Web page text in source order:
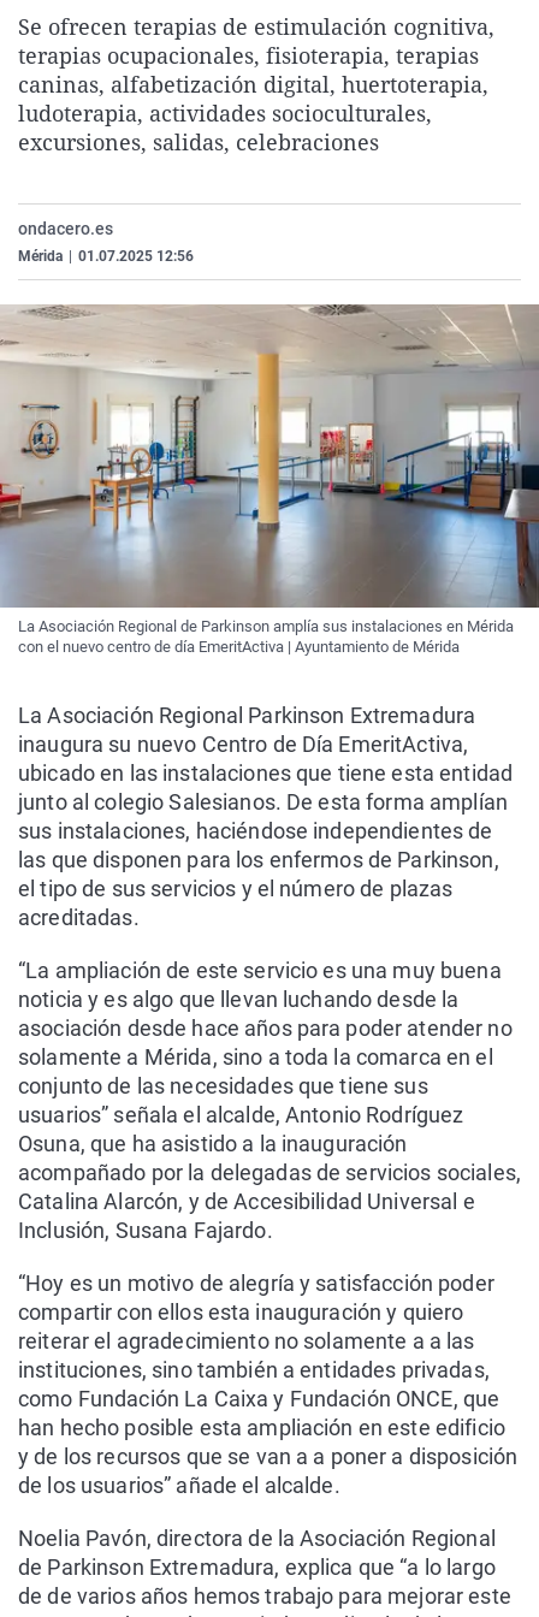
La rosa de los vientos
Gente viajera
Como el perro y el
Caso
Retornados
Equipo de
Operación Viuda
Extremadura
Galicia
La Rioja
Navarra
Virales
Televisión
Elecciones
Se ofrecen terapias de estimulación cognitiva,
terapias ocupacionales, fisioterapia, terapias
caninas, alfabetización digital, huertoterapia,
ludoterapia, actividades socioculturales,
excursiones, salidas, celebraciones
ondacero.es
Mérida 01.07.2025 12:56
La Asociación Regional de Parkinson amplía sus instalaciones en Mérida
con el nuevo centro de día EmeritActiva | Ayuntamiento de Mérida
La Asociación Regional Parkinson Extremadura
inaugura su nuevo Centro de Día EmeritActiva,
ubicado en las instalaciones que tiene esta entidad
junto al colegio Salesianos. De esta forma amplían
sus instalaciones, haciéndose independientes de
las que disponen para los enfermos de Parkinson,
el tipo de sus servicios y el número de plazas
acreditadas.
“La ampliación de este servicio es una muy buena
noticia y es algo que llevan luchando desde la
asociación desde hace años para poder atender no
solamente a Mérida, sino a toda la comarca en el
conjunto de las necesidades que tiene sus
usuarios” señala el alcalde, Antonio Rodríguez
Osuna, que ha asistido a la inauguración
acompañado por la delegadas de servicios sociales,
Catalina Alarcón, y de Accesibilidad Universal e
Inclusión, Susana Fajardo.
“Hoy es un motivo de alegría y satisfacción poder
compartir con ellos esta inauguración y quiero
reiterar el agradecimiento no solamente a a las
instituciones, sino también a entidades privadas,
como Fundación La Caixa y Fundación ONCE, que
han hecho posible esta ampliación en este edificio
y de los recursos que se van a a poner a disposición
de los usuarios” añade el alcalde.
Noelia Pavón, directora de la Asociación Regional
de Parkinson Extremadura, explica que “a lo largo
de de varios años hemos trabajo para mejorar este